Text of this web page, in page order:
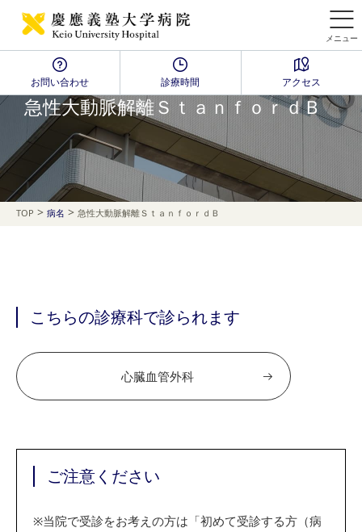
メニュー
お問い合わせ 診療時間 アクセス
Disease Name Search
急性大動脈解離ＳｔａｎｆｏｒｄＢ
TOP > 病名 > 急性大動脈解離ＳｔａｎｆｏｒｄＢ
こちらの診療科で診られます
心臓血管外科
ご注意ください
※当院で受診をお考えの方は「初めて受診する方（病